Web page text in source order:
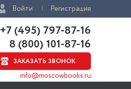
Войти Регистрация
+7 (495) 797-87-16
8 (800) 101-87-16
ЗАКАЗАТЬ ЗВОНОК
info@moscowbooks.ru